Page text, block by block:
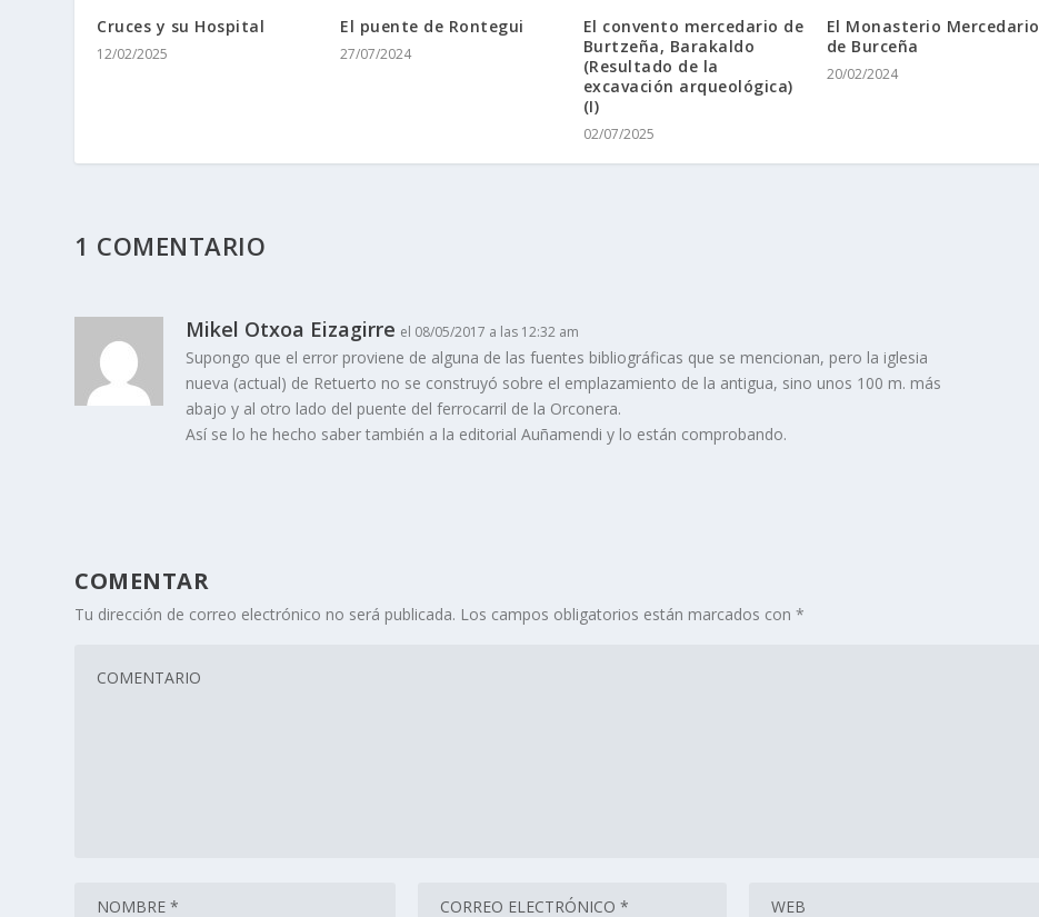
Cruces y su Hospital
12/02/2025
El puente de Rontegui
27/07/2024
El convento mercedario de
Burtzeña, Barakaldo
(Resultado de la
excavación arqueológica)
(I)
02/07/2025
El Monasterio Mercedario
de Burceña
20/02/2024
1 COMENTARIO
Mikel Otxoa Eizagirre el 08/05/2017 a las 12:32 am
Supongo que el error proviene de alguna de las fuentes bibliográficas que se mencionan, pero la iglesia
nueva (actual) de Retuerto no se construyó sobre el emplazamiento de la antigua, sino unos 100 m. más
abajo y al otro lado del puente del ferrocarril de la Orconera.
Así­ se lo he hecho saber también a la editorial Auñamendi y lo están comprobando.
COMENTAR
Tu dirección de correo electrónico no será publicada. Los campos obligatorios están marcados con*